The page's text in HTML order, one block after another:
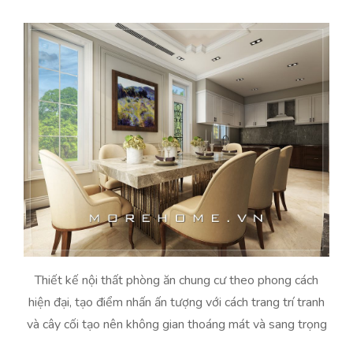
Thiết kế nội thất phòng ăn chung cư theo phong cách
hiện đại, tạo điểm nhấn ấn tượng với cách trang trí tranh
và cây cối tạo nên không gian thoáng mát và sang trọng